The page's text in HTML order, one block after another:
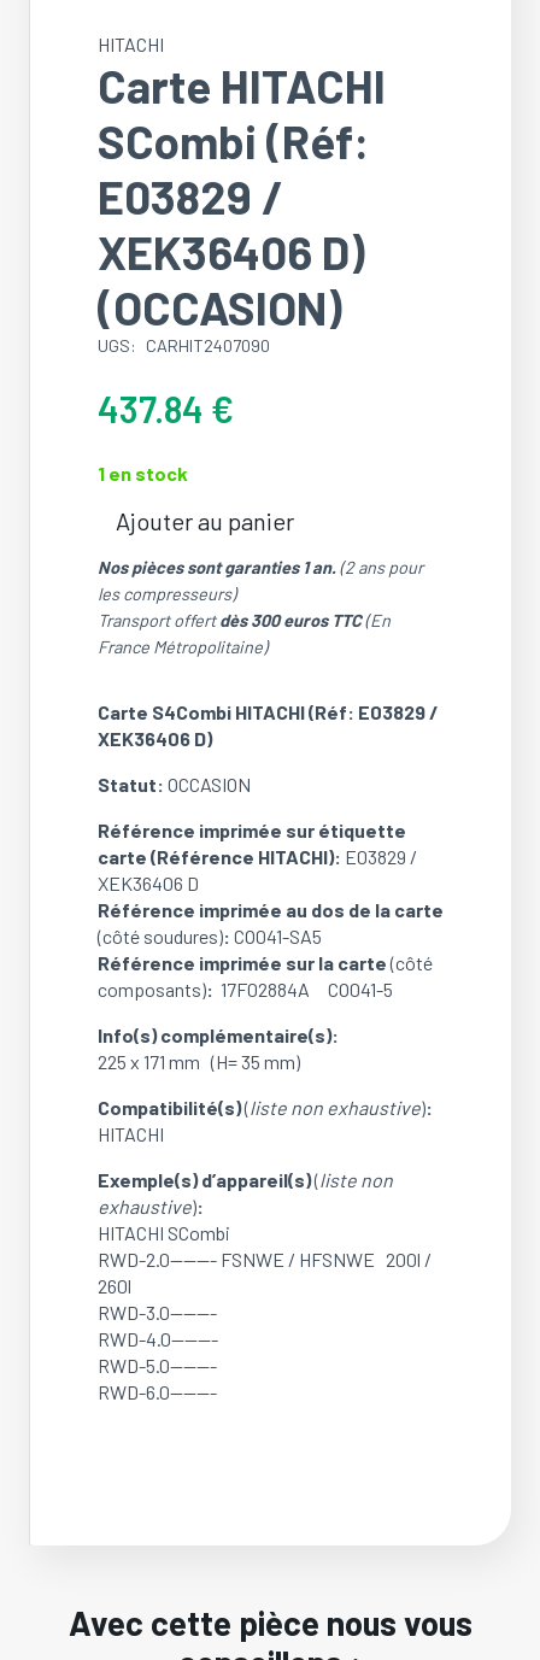
HITACHI
Carte HITACHI
SCombi (Réf:
E03829 /
XEK36406 D)
(OCCASION)
UGS: CARHIT2407090
437.84 €
1 en stock
quantité
de
Carte
HITACHI
SCombi
/
XEK36406
(OCCASION)
Ajouter au panier
Nos pièces sont garanties 1 an.(2 ans pour
les compresseurs)
Transport offertdès 300 euros TTC(En
France Métropolitaine)
Carte S4Combi HITACHI (Réf: E03829 /
XEK36406 D)
Statut: OCCASION
Référence imprimée sur étiquette
carte (Référence HITACHI): E03829 /
XEK36406 D
Référence imprimée au dos de la carte
(côté soudures): CO041-SA5
Référence imprimée sur la carte(côté
composants): 17F02884A CO041-5
Info(s) complémentaire(s):
225 x 171 mm (H= 35 mm)
Compatibilité(s)(liste non exhaustive):
HITACHI
Exemple(s) d’appareil(s)(liste non
exhaustive):
HITACHI SCombi
RWD-2.0———- FSNWE / HFSNWE 200l /
260l
RWD-3.0———-
RWD-4.0———-
RWD-5.0———-
RWD-6.0———-
Avec cette pièce nous vous